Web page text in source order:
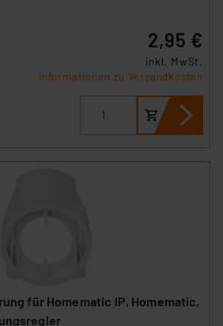
2,95 €
inkl. MwSt.
Informationen zu Versandkosten
für Homematic IP, Homematic,